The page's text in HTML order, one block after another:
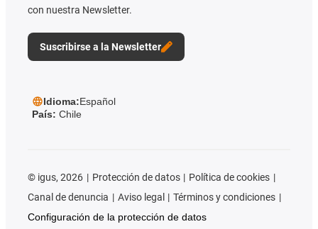
con nuestra Newsletter.
Suscribirse a la Newsletter
Idioma:Español
País: Chile
© igus, 2026 Protección de datos
Política de cookies
Canal de denuncia
Aviso legal
Términos y condiciones
Configuración de la protección de datos